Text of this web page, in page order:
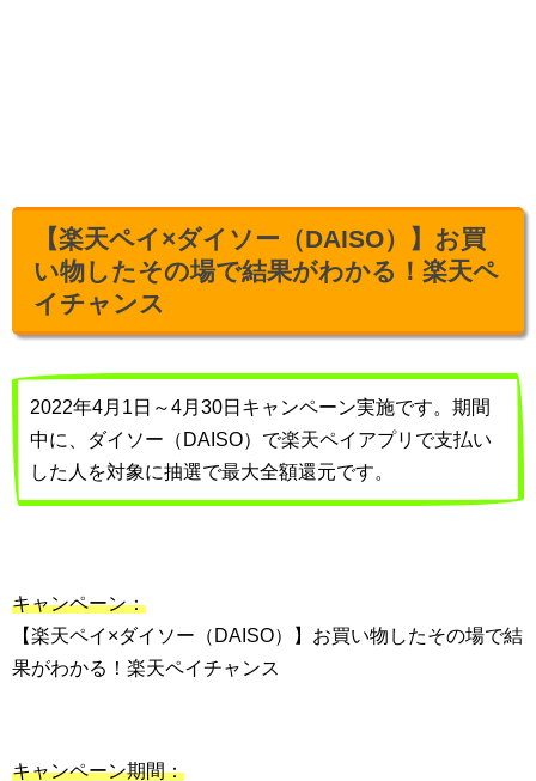
【楽天ペイ×ダイソー（DAISO）】お買
い物したその場で結果がわかる！楽天ペ
イチャンス
2022年4月1日～4月30日キャンペーン実施です。期間
中に、ダイソー（DAISO）で楽天ペイアプリで支払い
した人を対象に抽選で最大全額還元です。
キャンペーン：
【楽天ペイ×ダイソー（DAISO）】お買い物したその場で結
果がわかる！楽天ペイチャンス
キャンペーン期間：